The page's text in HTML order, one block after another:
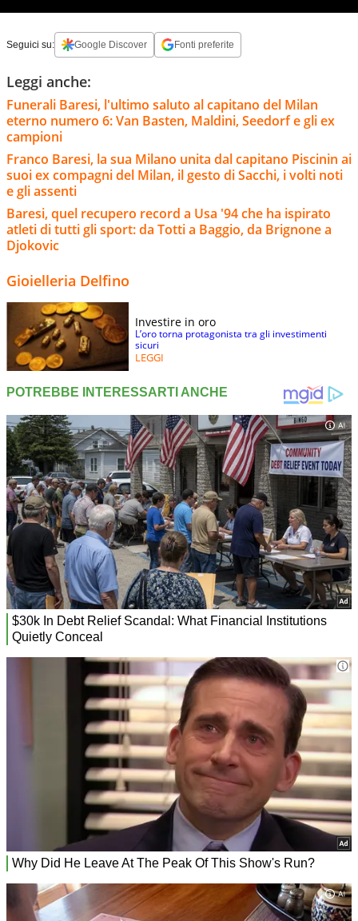
Seguici su: Google Discover Fonti preferite
Leggi anche:
Funerali Baresi, l'ultimo saluto al capitano del Milan
eterno numero 6: Van Basten, Maldini, Seedorf e gli ex
campioni
Franco Baresi, la sua Milano unita dal capitano Piscinin ai
suoi ex compagni del Milan, il gesto di Sacchi, i volti noti
e gli assenti
Baresi, quel recupero record a Usa '94 che ha ispirato
atleti di tutti gli sport: da Totti a Baggio, da Brignone a
Djokovic
Gioielleria Delfino
Investire in oro
L’oro torna protagonista tra gli investimenti
sicuri
LEGGI